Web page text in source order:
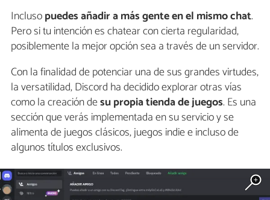
Inclusopuedes añadir a más gente en el mismo chat.
Pero si tu intención es chatear con cierta regularidad,
posiblemente la mejor opción sea a través de un servidor.
Con la finalidad de potenciar una de sus grandes virtudes,
la versatilidad, Discord ha decidido explorar otras vías
como la creación desu propia tienda de juegos. Es una
sección que verás implementada en su servicio y se
alimenta de juegos clásicos, juegos indie e incluso de
algunos títulos exclusivos.